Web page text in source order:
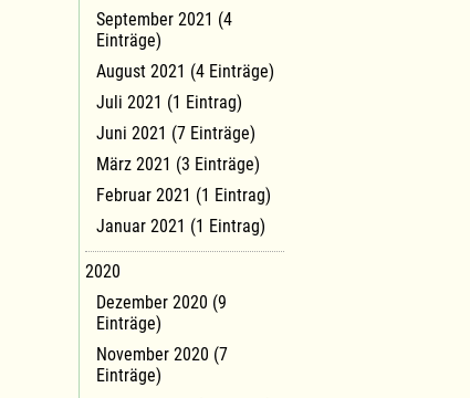
September 2021 (4
Einträge)
August 2021 (4 Einträge)
Juli 2021 (1 Eintrag)
Juni 2021 (7 Einträge)
März 2021 (3 Einträge)
Februar 2021 (1 Eintrag)
Januar 2021 (1 Eintrag)
2020
Dezember 2020 (9
Einträge)
November 2020 (7
Einträge)